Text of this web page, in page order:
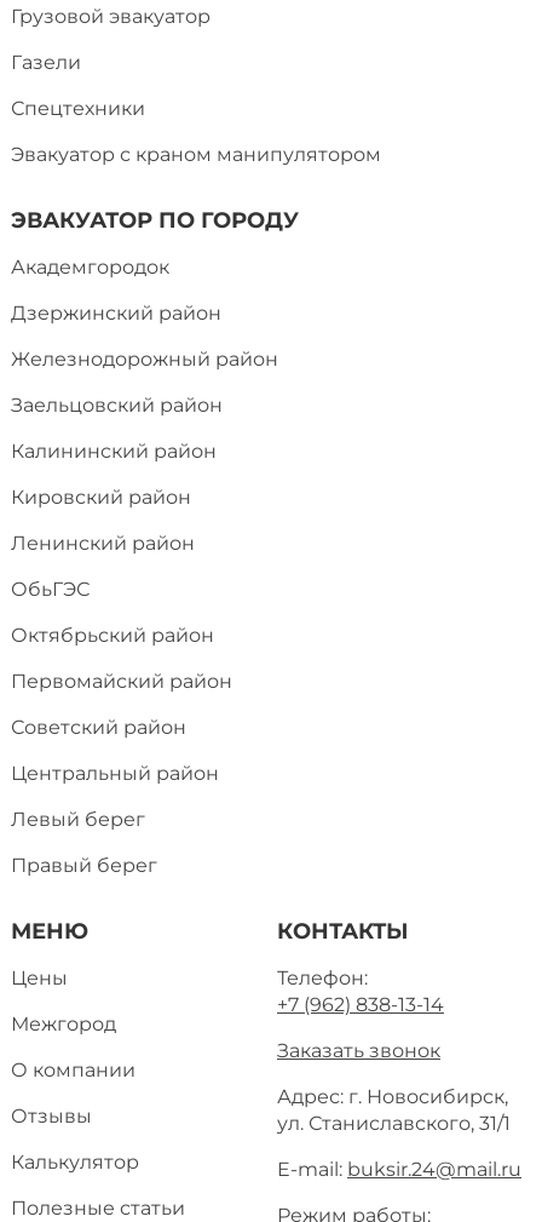
МЕНЮ
Цены
Межгород
О компании
Отзывы
Калькулятор
Полезные статьи
Грузовой эвакуатор
Газели
Спецтехники
Эвакуатор с краном манипулятором
ЭВАКУАТОР ПО ГОРОДУ
Академгородок
Дзержинский район
Железнодорожный район
Заельцовский район
Калининский район
Кировский район
Ленинский район
ОбьГЭС
Октябрьский район
Первомайский район
Советский район
Центральный район
Левый берег
Правый берег
КОНТАКТЫ
Телефон:
+7 (962) 838-13-14
Заказать звонок
Адрес: г. Новосибирск,
ул. Станиславского, 31/1
E-mail: buksir.24@mail.ru
Режим работы: